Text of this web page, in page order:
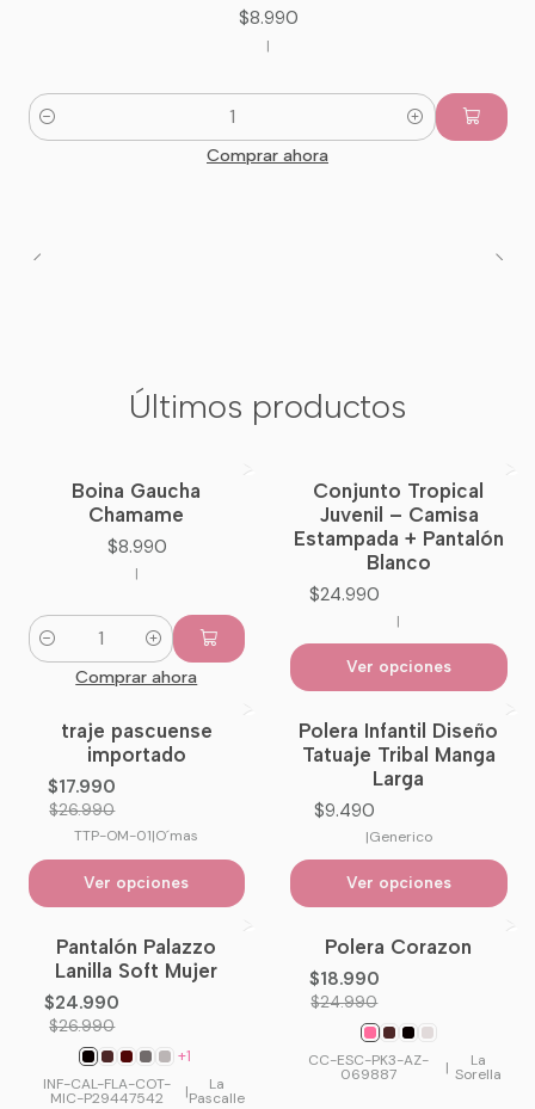
$8.990
|
Cantidad
Comprar ahora
Últimos productos
NuevoBoina Gaucha
Chamame
$8.990
|
Cantidad
Comprar ahora
Conjunto Tropical
Juvenil – Camisa
Estampada + Pantalón
Blanco
$24.990
|
Ver opciones
-33%OFF
traje pascuense
importado
$17.990
$26.990
TTP-OM-01|O´mas
Ver opciones
Polera Infantil Diseño
Tatuaje Tribal Manga
Larga
$9.490
|Generico
Ver opciones
-7%OFF
No disponible
Pantalón Palazzo
Lanilla Soft Mujer
$24.990
$26.990
+1
INF-CAL-FLA-COT-
MIC-P29447542 | La
Pascalle
-24%OFF
Polera Corazon
$18.990
$24.990
CC-ESC-PK3-AZ-
069887 | La
Sorella